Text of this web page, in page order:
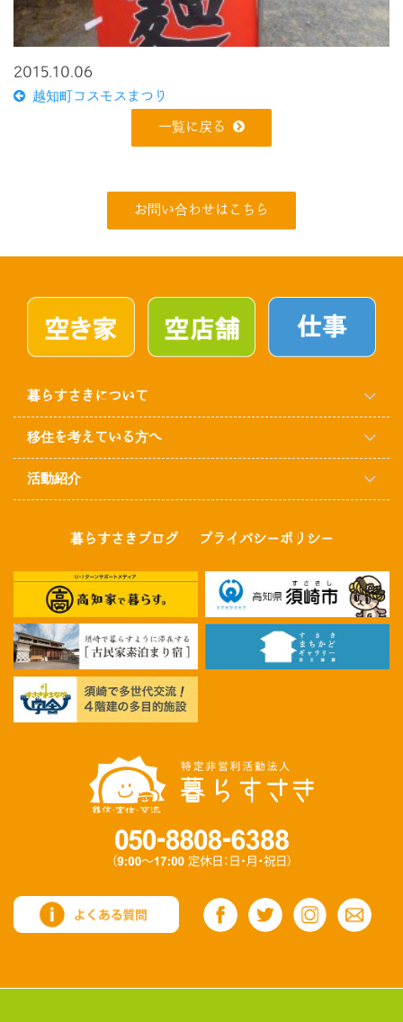
2015.10.06
越知町コスモスまつり
一覧に戻る
お問い合わせはこちら
暮らすさきについて
移住を考えている方へ
活動紹介
暮らすさきブログ プライバシーポリシー